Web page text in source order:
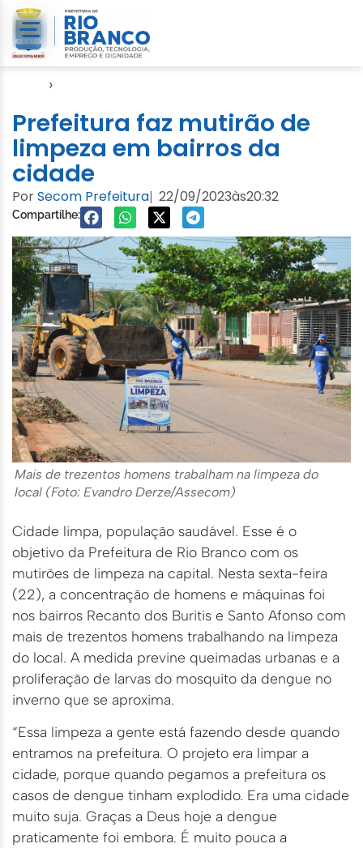
›
Prefeitura faz mutirão de
limpeza em bairros da
cidade
PorSecom Prefeitura| 22/09/2023às20:32
Compartilhe:
Mais de trezentos homens trabalham na limpeza do
local (Foto: Evandro Derze/Assecom)
Cidade limpa, população saudável. Esse é o
objetivo da Prefeitura de Rio Branco com os
mutirões de limpeza na capital. Nesta sexta-feira
(22), a concentração de homens e máquinas foi
nos bairros Recanto dos Buritis e Santo Afonso com
mais de trezentos homens trabalhando na limpeza
do local. A medida previne queimadas urbanas e a
proliferação de larvas do mosquito da dengue no
inverno que se aproxima.
“Essa limpeza a gente está fazendo desde quando
entramos na prefeitura. O projeto era limpar a
cidade, porque quando pegamos a prefeitura os
casos de dengue tinham explodido. Era uma cidade
muito suja. Graças a Deus hoje a dengue
praticamente foi embora. É muito pouca a